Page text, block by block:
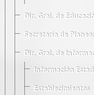
Dir. Gral. de
Secretaría de
Dir. Gral. de
Información
Establecimientos